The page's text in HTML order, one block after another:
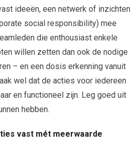
ideeën, een netwerk of inzichten
social responsibility) mee
die enthousiast enkele
willen zetten dan ook de nodige
– en een dosis erkenning vanuit
wel dat de acties voor iedereen
en functioneel zijn. Leg goed uit
hebben.
vast mét meerwaarde